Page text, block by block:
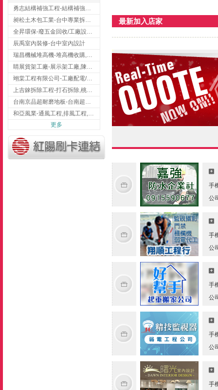
勇志結構補強工程-結構補強工程 ,桃園結構補強工程,龍潭結構補強工程
昶松土木包工業-台中專業拆除工程/挖土機出租
全昇環保-廢五金回收/工廠設備收購/機械設備回收/高價收購廠房設備
辰禹室內裝修-台中室內設計
瑞昌機械堆高機-堆高機收購,新北市堆高機,桃園堆高機
睛展貨架工廠-展示架工廠,陳列架,台中展示架工廠
翊棠工程有限公司-工廠配電/高雄消防機電公司
上吉錸拆除工程-打石拆除,桃園打石拆除,桃園拆除工程
台南京品超耐磨地板-台南超耐磨地板
和亞風業-通風工程,排風工程,彰化通風工程,彰化排風工程
更多
最新加入店家
手
公
手
公
手
公
手
公
手